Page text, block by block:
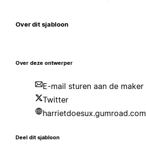
Over dit sjabloon
Over deze ontwerper
E-mail sturen aan de maker
Twitter
harrietdoesux.gumroad.com
Deel dit sjabloon